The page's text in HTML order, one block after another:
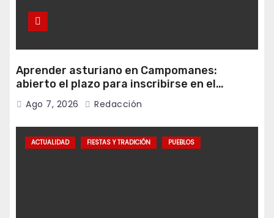
Aprender asturiano en Campomanes:
abierto el plazo para inscribirse en el
programa Falamos
Ago 7, 2026 Redacción
ACTUALIDAD FIESTAS Y TRADICIÓN PUEBLOS